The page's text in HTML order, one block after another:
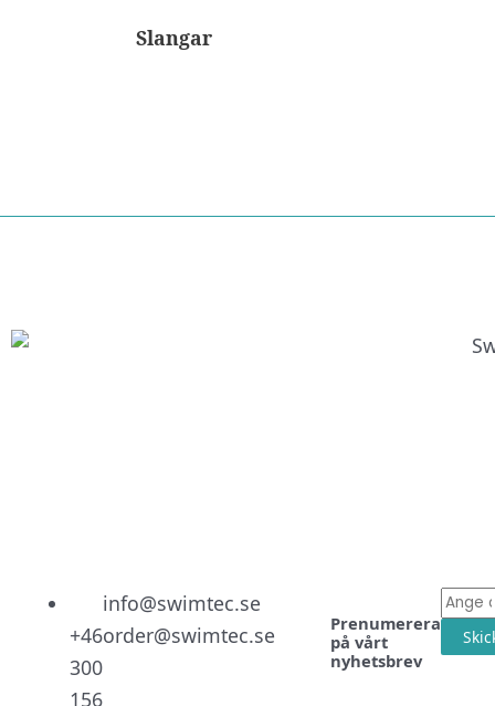
Slangar
+46
300
156
info@swimtec.se
order@swimtec.se
Prenumerera
på vårt
nyhetsbrev
E-
post